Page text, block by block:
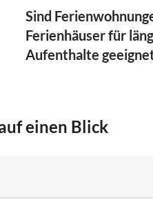
Sind
Ferienhäuser für
Aufenthalte
einen Blick